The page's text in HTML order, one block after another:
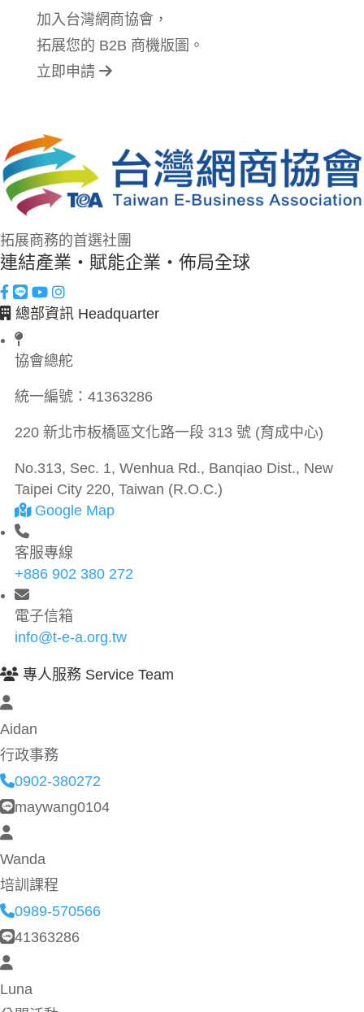
加入台灣網商協會，
拓展您的 B2B 商機版圖。
立即申請
拓展商務的首選社團
連結產業・賦能企業・佈局全球
總部資訊 Headquarter
協會總舵
統一編號： 41363286
220 新北市板橋區文化路一段 313 號 (育成中心)
No.313, Sec. 1, Wenhua Rd., Banqiao Dist., New
Taipei City 220, Taiwan (R.O.C.)
Google Map
客服專線
+886 902 380 272
電子信箱
info@t-e-a.org.tw
專人服務 Service Team
Aidan
行政事務
0902-380272
maywang0104
Wanda
培訓課程
0989-570566
41363286
Luna